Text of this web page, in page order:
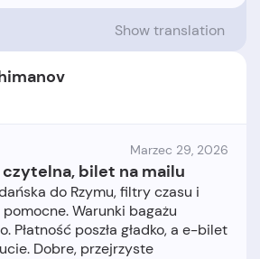
Show translation
Marzec 29, 2026
bilet na mailu
do Rzymu, filtry czasu i
Warunki bagażu
Płatność poszła gładko, a e-bilet
Dobre, przejrzyste